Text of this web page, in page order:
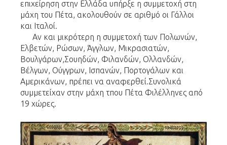
επιχείρηση στην Ελλάδα υπήρξε η συμμετοχή στη
μάχη του Πέτα, ακολουθούν σε αριθμό οι Γάλλοι
και Ιταλοί.
Αν και μικρότερη η συμμετοχή των Πολωνών,
Ελβετών, Ρώσων, Άγγλων, Μικρασιατών,
Βουλγάρων,Σουηδών, Φιλανδών, Ολλανδών,
Βέλγων, Ούγγρων, Ισπανών, Πορτογάλων και
Αμερικάνων, πρέπει να αναφερθεί.Συνολικά
συμμετείχαν στην μάχη τπου Πέτα Φιλέλληνες από
19 χώρες.